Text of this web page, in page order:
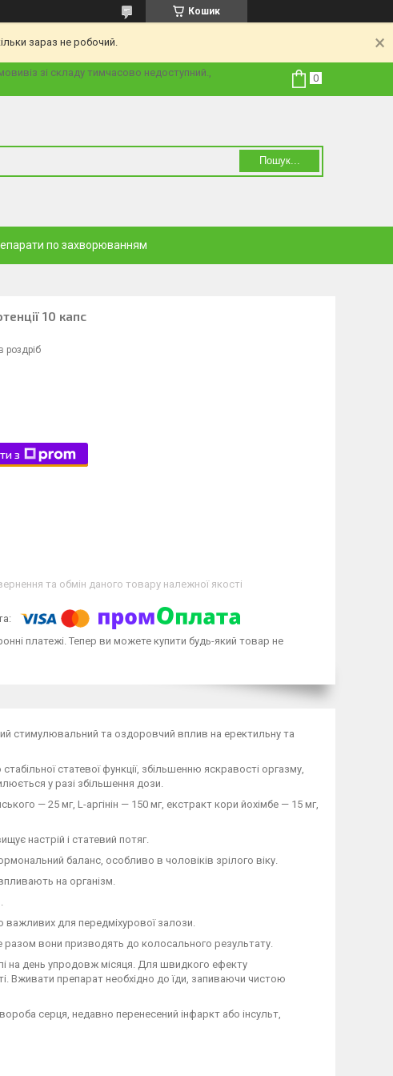
Кошик
зараз не робочий.
зі складу тимчасово недоступний.,
Пошук...
по захворюванням
10 капс
роздріб
з
та обмін даного товару належної якості
платежі. Тепер ви можете купити будь-який товар не
стимулювальний та оздоровчий вплив на еректильну та
статевої функції, збільшенню яскравості оргазму,
у разі збільшення дози.
— 25 мг, L-аргінін — 150 мг, екстракт кори йохімбе — 15 мг,
настрій і статевий потяг.
баланс, особливо в чоловіків зрілого віку.
на організм.
для передміхурової залози.
разом вони призводять до колосального результату.
на день упродовж місяця. Для швидкого ефекту
Вживати препарат необхідно до їди, запиваючи чистою
серця, недавно перенесений інфаркт або інсульт,